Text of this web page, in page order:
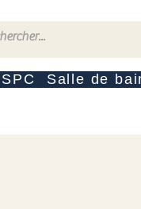
SPC Salle de